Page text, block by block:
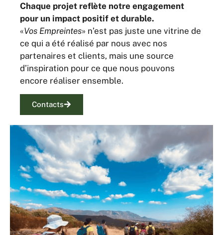
Chaque projet reflète notre engagement
pour un impact positif et durable.
«Vos Empreintes» n’est pas juste une vitrine de
ce qui a été réalisé par nous avec nos
partenaires et clients, mais une source
d’inspiration pour ce que nous pouvons
encore réaliser ensemble.
Contacts